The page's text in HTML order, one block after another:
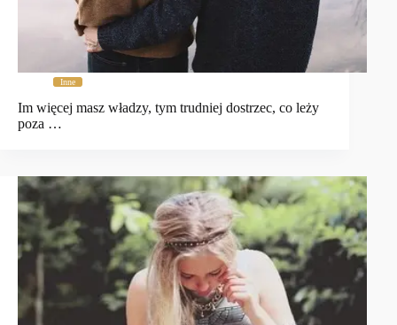
Inne
Im więcej masz władzy, tym trudniej dostrzec, co leży
poza …